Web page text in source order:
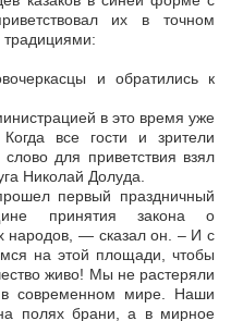
их в точном
традициями:
и обратились к
в это время уже
все гости и зрители
для приветствия взял
Николай Долуда.
первый праздничный
принятия закона о
народов, — сказал он. – И с
на этой площади, чтобы
живо! Мы не растеряли
современном мире. Наши
полях брани, а в мирное